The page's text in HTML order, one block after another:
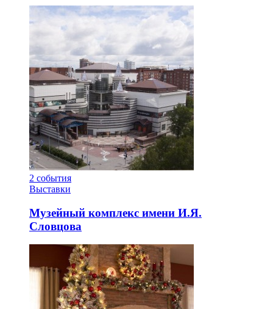
2 события
Выставки
Музейный комплекс имени И.Я.
Словцова